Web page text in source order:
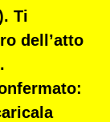
Ti
dell’atto
.